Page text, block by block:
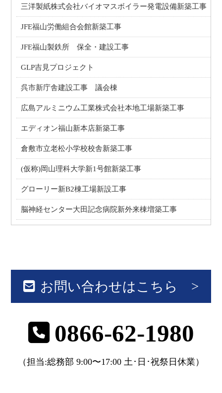
三洋製紙株式会社バイオマスボイラー発電設備新築工事
JFE福山労働組合会館新築工事
JFE福山製鉄所 保全・建設工事
GLP吉見プロジェクト
呉市新庁舎建設工事 議会棟
広島アルミニウム工業株式会社本地工場新築工事
エディオン福山新本店新築工事
倉敷市立老松小学校校舎新築工事
(仮称)岡山理科大学新1号館新築工事
グローリー新B2棟工場新設工事
脳神経センター大田記念病院新外来棟増築工事
お問い合わせはこちら >
0866-62-1980
（担当:総務部 9:00〜17:00 土･日･祝祭日休業）